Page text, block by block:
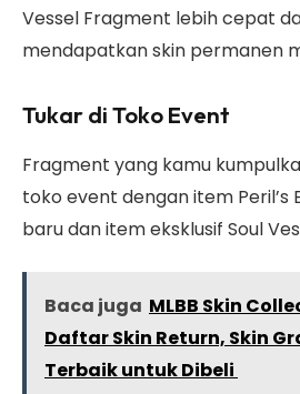
Vessel Fragment lebih cepat
mendapatkan skin permanen
Tukar di Toko Event
Fragment yang kamu
toko event dengan item Peril’s
baru dan item eksklusif Soul
Baca juga MLBB Skin
Daftar Skin Return, Skin
Terbaik untuk Dibeli